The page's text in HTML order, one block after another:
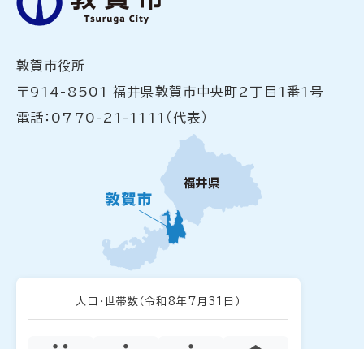
敦賀市役所
〒914-8501 福井県敦賀市中央町2丁目1番1号
電話：0770-21-1111（代表）
人口・世帯数 （令和8年7月31日）